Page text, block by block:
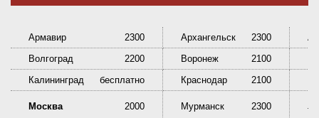
Армавир 2300 Архангельск 2300
Волгоград
2200 Воронеж 2100
Калининград
бесплатно Краснодар 2100
Москва 2000 Мурманск 2300